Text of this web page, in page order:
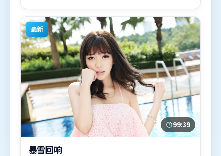
欢战争题材的观众观看。
最新
99:39
暴雪回响